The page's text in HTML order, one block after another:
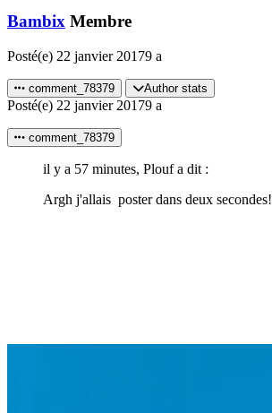
Bambix Membre
Posté(e) 22 janvier 20179 a
comment_78379 Author stats
Posté(e) 22 janvier 20179 a
comment_78379
il y a 57 minutes, Plouf a dit :
Argh j'allais poster dans deux secondes!